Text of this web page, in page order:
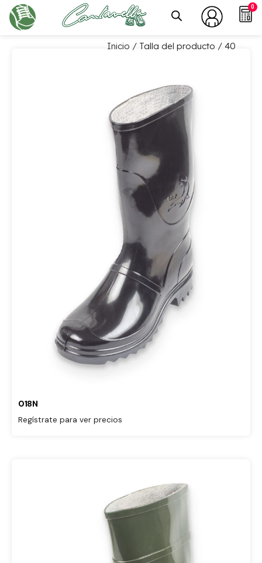
0
Inicio / Talla del producto / 40
018N
Regístrate para ver precios